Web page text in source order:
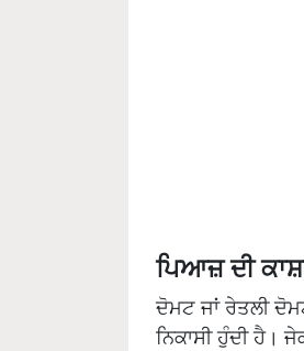
ਪਿਆਜ਼ ਦੀ
ਦੋਮਟ ਜਾਂ ਰੇਤਲੀ
ਨਿਕਾਸੀ ਹੁੰਦੀ ਹੈ।